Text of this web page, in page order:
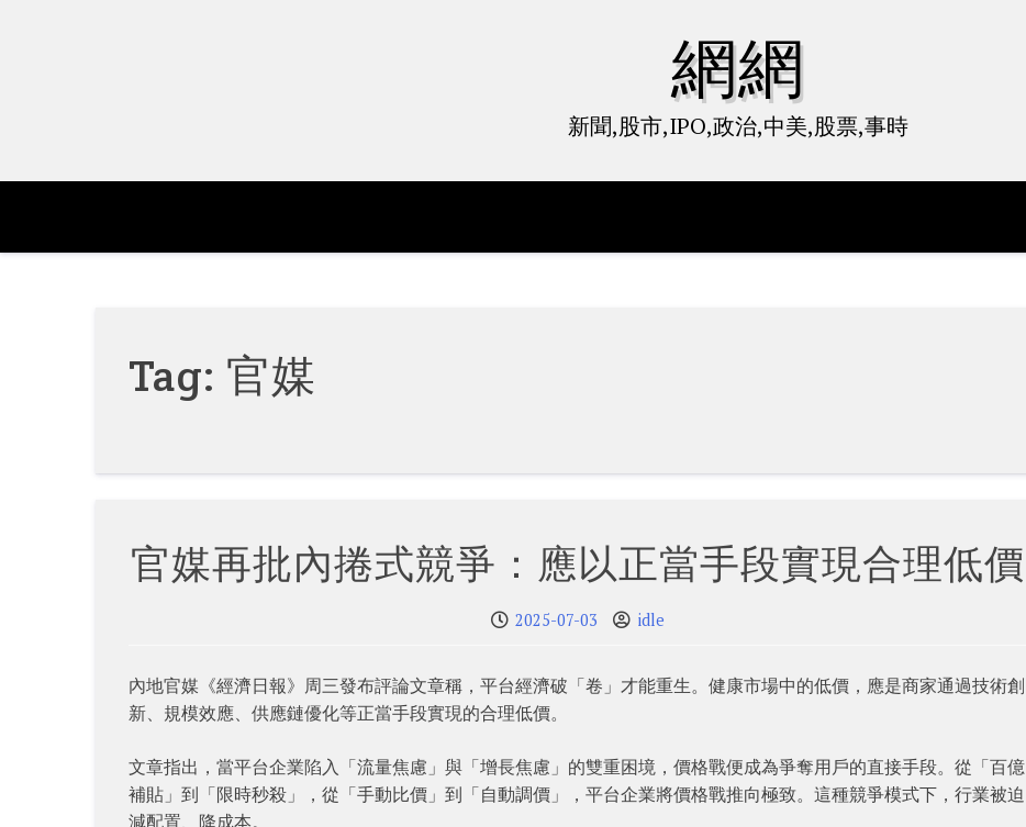
網網
新聞,股市,IPO,政治,中美,股票,事時
Tag: 官媒
官媒再批內捲式競爭：應以正當手段實現合理低價
2025-07-03 idle
內地官媒《經濟日報》周三發布評論文章稱，平台經濟破「卷」才能重生。健康市場中的低價，應是商家通過技術創
新、規模效應、供應鏈優化等正當手段實現的合理低價。
文章指出，當平台企業陷入「流量焦慮」與「增長焦慮」的雙重困境，價格戰便成為爭奪用戶的直接手段。從「百億
補貼」到「限時秒殺」，從「手動比價」到「自動調價」，平台企業將價格戰推向極致。這種競爭模式下，行業被迫
減配置、降成本。